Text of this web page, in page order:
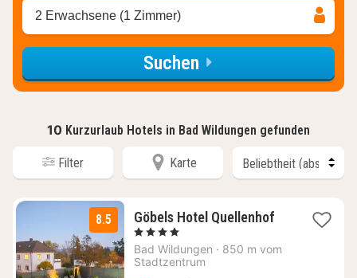
2 Erwachsene (1 Zimmer)
Suchen
10 Kurzurlaub Hotels in Bad Wildungen gefunden
Filter Karte
8.5 Göbels Hotel Quellenhof1
ab
, 4 Sterne
Bad Wildungen · 850 m vom
Stadtzentrum